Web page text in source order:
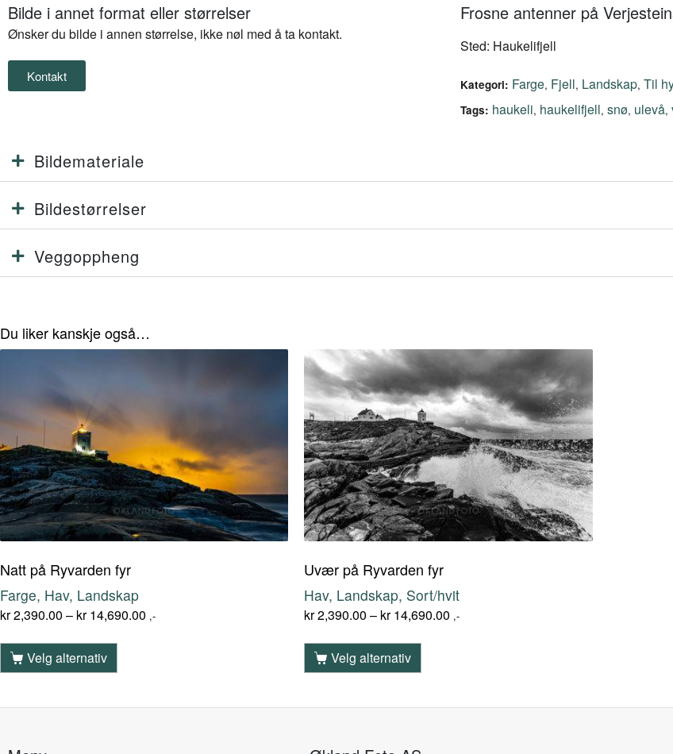
Bilde i annet format eller størrelser
Ønsker du bilde i annen størrelse, ikke nøl med å ta kontakt.
Kontakt
Frosne antenner på
Sted: Haukelifjell
Kategori: Farge, Fjell, Landskap, Til
Tags: haukeli, haukelifjell, snø, ulevå,
Bildemateriale
Bildestørrelser
Veggoppheng
Du liker kanskje også…
Natt på Ryvarden fyr
Farge, Hav, Landskap
kr2,390.00 – kr14,690.00 ,-
Velg alternativ
Uvær på Ryvarden fyr
Hav, Landskap, Sort/hvit
kr2,390.00 – kr14,690.00 ,-
Velg alternativ